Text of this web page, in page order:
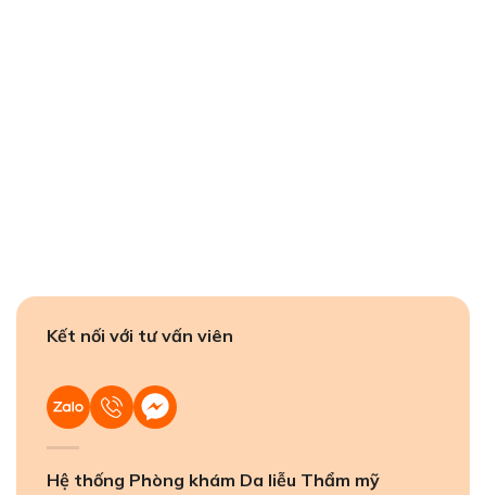
Kết nối với tư vấn viên
Hệ thống Phòng khám Da liễu Thẩm mỹ